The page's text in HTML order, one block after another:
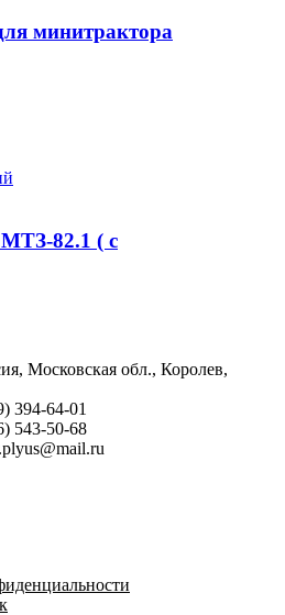
минитрактора
82.1 ( с
Московская обл., Королев,
394-64-01
543-50-68